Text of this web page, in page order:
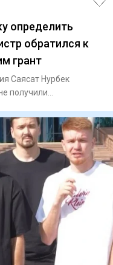
определить
обратился к
грант
Саясат Нурбек
получили